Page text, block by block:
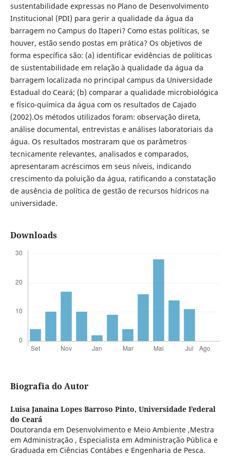
sustentabilidade expressas no Plano de Desenvolvimento
Institucional (PDI) para gerir a qualidade da água da
barragem no Campus do Itaperi? Como estas políticas, se
houver, estão sendo postas em prática? Os objetivos de
forma específica são: (a) identificar evidências de políticas
de sustentabilidade em relação à qualidade da água da
barragem localizada no principal campus da Universidade
Estadual do Ceará; (b) comparar a qualidade microbiológica
e físico-química da água com os resultados de Cajado
(2002).Os métodos utilizados foram: observação direta,
análise documental, entrevistas e análises laboratoriais da
água. Os resultados mostraram que os parâmetros
tecnicamente relevantes, analisados e comparados,
apresentaram acréscimos em seus níveis, indicando
crescimento da poluição da água, ratificando a constatação
de ausência de política de gestão de recursos hídricos na
universidade.
Downloads
Biografia do Autor
Luisa Janaina Lopes Barroso Pinto, Universidade Federal
do Ceará
Doutoranda em Desenvolvimento e Meio Ambiente ,Mestra
em Administração , Especialista em Administração Pública e
Graduada em Ciências Contábes e Engenharia de Pesca.